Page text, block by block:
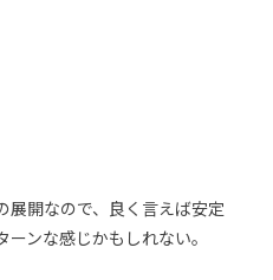
展開なので、良く言えば安定
ンな感じかもしれない。